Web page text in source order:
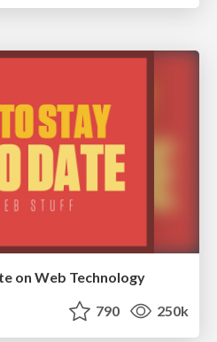
on Web Technology
790 250k